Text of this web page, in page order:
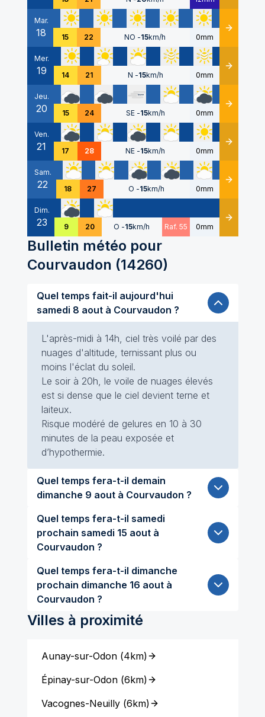
Mar.
18 15 22 NO -15km/h 0mm Détails
Mer.
19 14 21 N -15km/h 0mm Détails
Jeu.
20 15 24 SE -15km/h 0mm Détails
Ven.
21 17 28 NE -15km/h 0mm Détails
Sam.
22 18 27 O -15km/h 0mm Détails
Dim.
23 9 20 O -15km/h Raf. 55 0mm Détails
Bulletin météo pour
Courvaudon (14260)
Quel temps fait-il aujourd'hui
samedi 8 aout à Courvaudon ?
L'après-midi à 14h, ciel très voilé par des
nuages d'altitude, ternissant plus ou
moins l'éclat du soleil.
Le soir à 20h, le voile de nuages élevés
est si dense que le ciel devient terne et
laiteux.
Risque modéré de gelures en 10 à 30
minutes de la peau exposée et
d’hypothermie.
Quel temps fera-t-il demain
dimanche 9 aout à Courvaudon ?
Quel temps fera-t-il samedi
prochain samedi 15 aout à
Courvaudon ?
Quel temps fera-t-il dimanche
prochain dimanche 16 aout à
Courvaudon ?
Villes à proximité
Aunay-sur-Odon(4km)
Épinay-sur-Odon(6km)
Vacognes-Neuilly(6km)